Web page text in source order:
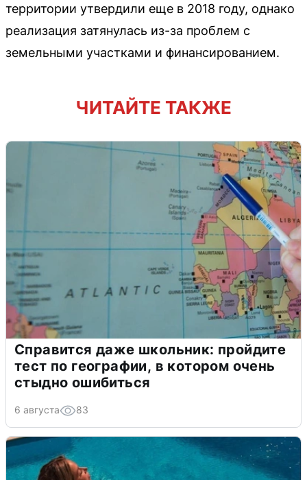
территории утвердили еще в 2018 году, однако
реализация затянулась из-за проблем с
земельными участками и финансированием.
ЧИТАЙТЕ ТАКЖЕ
Справится даже школьник: пройдите
тест по географии, в котором очень
стыдно ошибиться
6 августа 83